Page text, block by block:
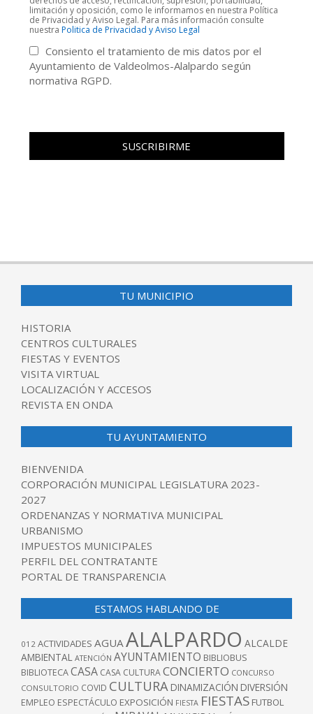
limitación y oposición, como le informamos en nuestra Política
de Privacidad y Aviso Legal. Para más información consulte
nuestra Politica de Privacidad y Aviso Legal
Consiento el tratamiento de mis datos por el
Ayuntamiento de Valdeolmos-Alalpardo según
normativa RGPD.
TU MUNICIPIO
HISTORIA
CENTROS CULTURALES
FIESTAS Y EVENTOS
VISITA VIRTUAL
LOCALIZACIÓN Y ACCESOS
REVISTA EN ONDA
TU AYUNTAMIENTO
BIENVENIDA
CORPORACIÓN MUNICIPAL LEGISLATURA 2023-
2027
ORDENANZAS Y NORMATIVA MUNICIPAL
URBANISMO
IMPUESTOS MUNICIPALES
PERFIL DEL CONTRATANTE
PORTAL DE TRANSPARENCIA
ESTAMOS HABLANDO DE
012 ACTIVIDADES AGUAALALPARDO ALCALDE
AMBIENTAL ATENCIÓN AYUNTAMIENTO BIBLIOBUS
BIBLIOTECACASA CASA CULTURACONCIERTO CONCURSO
CONSULTORIO COVID CULTURA DINAMIZACIÓN DIVERSIÓN
EMPLEO ESPECTÁCULO EXPOSICIÓN FIESTA FIESTAS FUTBOL